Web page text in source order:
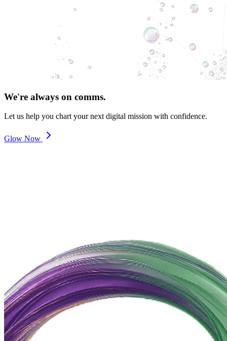
We're always on comms.
Let us help you chart your next digital mission with confidence.
Glow Now